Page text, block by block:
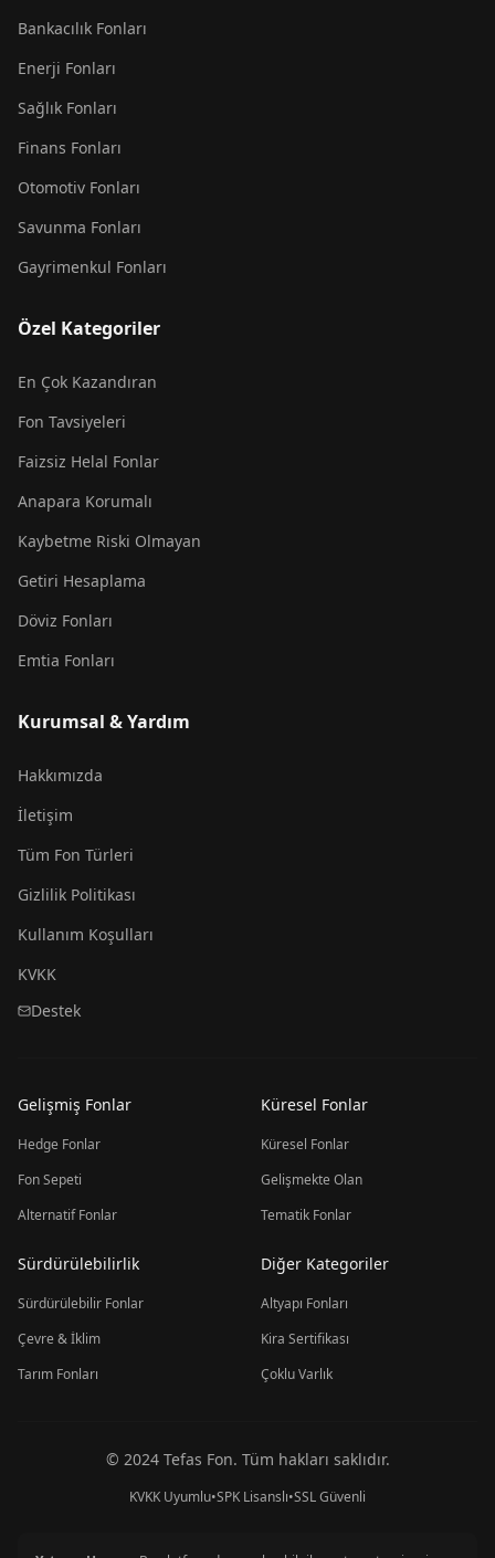
Bankacılık Fonları
Enerji Fonları
Sağlık Fonları
Finans Fonları
Otomotiv Fonları
Savunma Fonları
Gayrimenkul Fonları
Özel Kategoriler
En Çok Kazandıran
Fon Tavsiyeleri
Faizsiz Helal Fonlar
Anapara Korumalı
Kaybetme Riski Olmayan
Getiri Hesaplama
Döviz Fonları
Emtia Fonları
Kurumsal & Yardım
Hakkımızda
İletişim
Tüm Fon Türleri
Gizlilik Politikası
Kullanım Koşulları
KVKK
Destek
Gelişmiş Fonlar
Hedge Fonlar
Fon Sepeti
Alternatif Fonlar
Küresel Fonlar
Küresel Fonlar
Gelişmekte Olan
Tematik Fonlar
Sürdürülebilirlik
Sürdürülebilir Fonlar
Çevre & İklim
Tarım Fonları
Diğer Kategoriler
Altyapı Fonları
Kira Sertifikası
Çoklu Varlık
© 2024 Tefas Fon. Tüm hakları saklıdır.
KVKK Uyumlu•SPK Lisanslı•SSL Güvenli